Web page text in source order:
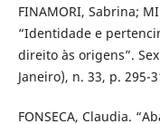
FINAMORI, Sabrina;
“Identidade e
direito às origens”.
Janeiro), n. 33, p. 295-
FONSECA, Claudia.